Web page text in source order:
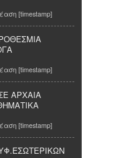
[timestamp]
[timestamp]
ΑΡΧΑΙΑ
[timestamp]